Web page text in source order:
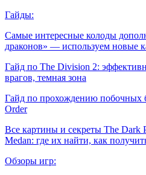
Гайды:
Самые интересные колоды
драконов» — используем новые
Гайд по The Division 2:
врагов, темная зона
Гайд по прохождению побочных
Order
Все картины и секреты The Dark
Medan: где их найти, как
Обзоры игр: